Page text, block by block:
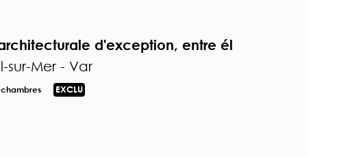
d'exception, entre él
sur-Mer - Var
EXCLU